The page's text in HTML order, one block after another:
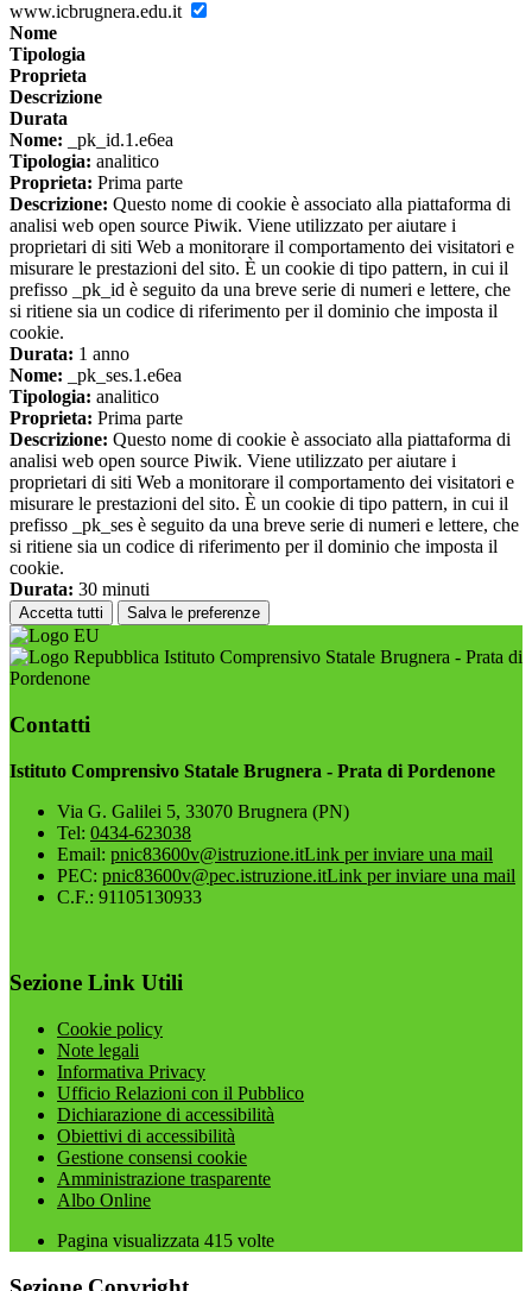
www.icbrugnera.edu.it
Nome
Tipologia
Proprieta
Descrizione
Durata
Nome: _pk_id.1.e6ea
Tipologia: analitico
Proprieta: Prima parte
Descrizione: Questo nome di cookie è associato alla piattaforma di
analisi web open source Piwik. Viene utilizzato per aiutare i
proprietari di siti Web a monitorare il comportamento dei visitatori e
misurare le prestazioni del sito. È un cookie di tipo pattern, in cui il
prefisso _pk_id è seguito da una breve serie di numeri e lettere, che
si ritiene sia un codice di riferimento per il dominio che imposta il
cookie.
Durata: 1 anno
Nome: _pk_ses.1.e6ea
Tipologia: analitico
Proprieta: Prima parte
Descrizione: Questo nome di cookie è associato alla piattaforma di
analisi web open source Piwik. Viene utilizzato per aiutare i
proprietari di siti Web a monitorare il comportamento dei visitatori e
misurare le prestazioni del sito. È un cookie di tipo pattern, in cui il
prefisso _pk_ses è seguito da una breve serie di numeri e lettere, che
si ritiene sia un codice di riferimento per il dominio che imposta il
cookie.
Durata: 30 minuti
Accetta tutti Salva le preferenze
Istituto Comprensivo Statale Brugnera - Prata di
Pordenone
Contatti
Istituto Comprensivo Statale Brugnera - Prata di Pordenone
Via G. Galilei 5, 33070 Brugnera (PN)
Tel: 0434-623038
Email: pnic83600v@istruzione.itLink per inviare una mail
PEC: pnic83600v@pec.istruzione.itLink per inviare una mail
C.F.: 91105130933
Sezione Link Utili
Cookie policy
Note legali
Informativa Privacy
Ufficio Relazioni con il Pubblico
Dichiarazione di accessibilità
Obiettivi di accessibilità
Gestione consensi cookie
Amministrazione trasparente
Albo Online
Pagina visualizzata 415 volte